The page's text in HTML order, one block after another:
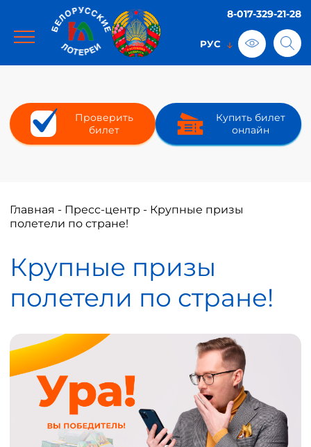
8-017-329-21-28
Проверить
билет
Купить билет
онлайн
Главная - Пресс-центр - Крупные призы
полетели по стране!
Крупные призы
полетели по стране!